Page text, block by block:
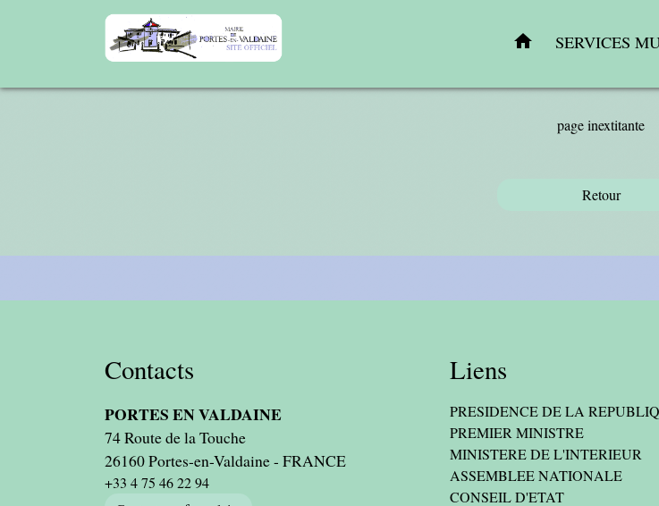
home SERVICES
page inextitante
Retour
Contacts
PORTES EN VALDAINE
74 Route de la Touche
26160 Portes-en-Valdaine - FRANCE
+33 4 75 46 22 94
Liens
PRESIDENCE DE LA
PREMIER MINISTRE
MINISTERE DE L'INTERIEUR
ASSEMBLEE NATIONALE
CONSEIL D'ETAT